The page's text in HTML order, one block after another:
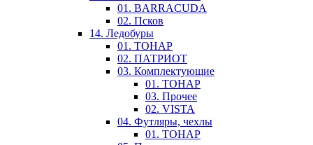
01. BARRACUDA
02. Псков
14. Ледобуры
01. ТОНАР
02. ПАТРИОТ
03. Комплектующие
01. ТОНАР
03. Прочее
02. VISTA
04. Футляры, чехлы
01. ТОНАР